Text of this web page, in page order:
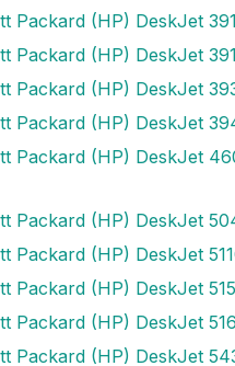
Packard (HP) DeskJet
Packard (HP) DeskJet
Packard (HP) DeskJet
Packard (HP) DeskJet
Packard (HP) DeskJet
Packard (HP) DeskJet
Packard (HP) DeskJet
Packard (HP) DeskJet
Packard (HP) DeskJet
Packard (HP) DeskJet